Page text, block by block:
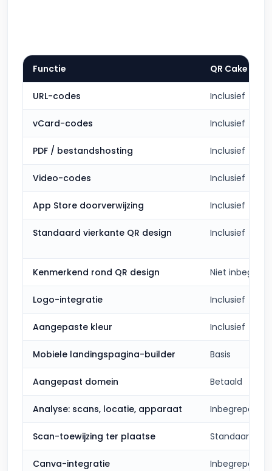
Functie QR Cake
URL-codes Inclusief
vCard-codes Inclusief
PDF / bestandshosting Inclusief
Video-codes Inclusief
App Store doorverwijzing Inclusief
Standaard vierkante QR design Inclusief
Kenmerkend rond QR design Niet
Logo-integratie Inclusief
Aangepaste kleur Inclusief
Mobiele landingspagina-builder Basis
Aangepast domein Betaald
Analyse: scans, locatie, apparaat Inbegrepen
Scan-toewijzing ter plaatse Standaard
Canva-integratie Inbegrepen